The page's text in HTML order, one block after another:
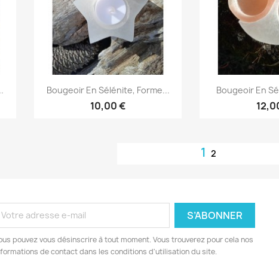
Aperçu rapide
Bougeoir En Sélénite, Forme...
10,00 €

Bougeoir En
12
pouvez vous désinscrire à tout moment. Vous trouverez pour cela nos
de contact dans les conditions d'utilisation du site.